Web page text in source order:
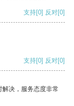
支持[0] 反对[0]
支持[0] 反对[0]
决，服务态度非常